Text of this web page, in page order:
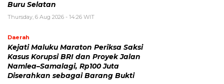
Buru Selatan
Thursday, 6 Aug 2026 - 14:26 WIT
Daerah
Kejati Maluku Maraton Periksa Saksi
Kasus Korupsi BRI dan Proyek Jalan
Namlea–Samalagi, Rp100 Juta
Diserahkan sebagai Barang Bukti